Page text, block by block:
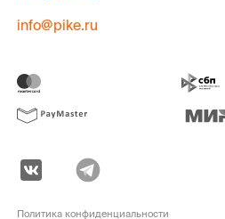
info@pike.ru
Политика конфиденциальности